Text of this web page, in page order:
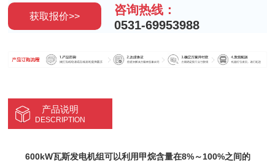
获取报价>>
咨询热线：
0531-69953988
产品说明
DESCRIPTION
600kW瓦斯发电机组可以利用甲烷含量在8%～100%之间的